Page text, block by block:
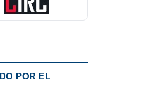
POR EL